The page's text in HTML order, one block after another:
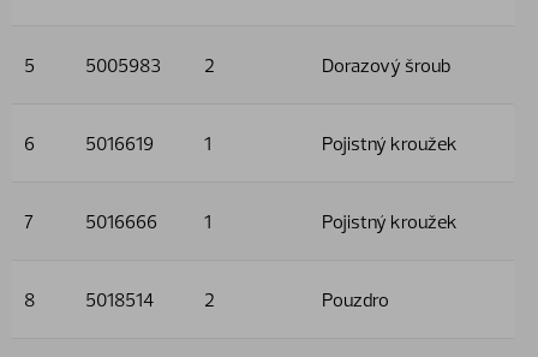
5 5005983 2 Dorazový šroub
6 5016619 1 Pojistný kroužek
7 5016666 1 Pojistný kroužek
8 5018514 2 Pouzdro